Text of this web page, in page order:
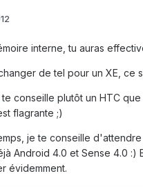
interne, tu auras
de tel pour un XE, ce
conseille plutôt un HTC
flagrante ;)
je te conseille
Android 4.0 et Sense 4.0
évidemment.